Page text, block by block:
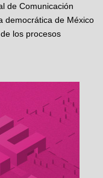
de Comunicación
democrática de México
los procesos